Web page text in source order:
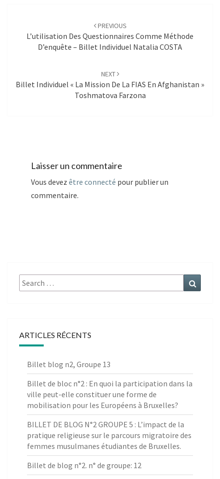
PREVIOUS
L’utilisation Des Questionnaires Comme Méthode
D’enquête – Billet Individuel Natalia COSTA
NEXT
Billet Individuel « La Mission De La FIAS En Afghanistan »
Toshmatova Farzona
Laisser un commentaire
Vous devez être connecté pour publier un
commentaire.
Search
for:
ARTICLES RÉCENTS
Billet blog n2, Groupe 13
Billet de bloc n°2 : En quoi la participation dans la
ville peut-elle constituer une forme de
mobilisation pour les Européens à Bruxelles?
BILLET DE BLOG N°2 GROUPE 5 : L’impact de la
pratique religieuse sur le parcours migratoire des
femmes musulmanes étudiantes de Bruxelles.
Billet de blog n°2. n° de groupe: 12